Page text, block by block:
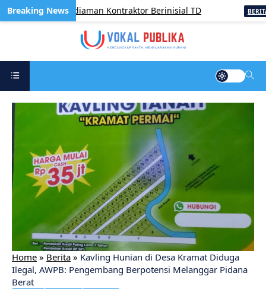
Satroni Kediaman Kontraktor Berinisial TD
Home » Berita » Kavling Hunian di Desa Kramat Diduga
Ilegal, AWPB: Pengembang Berpotensi Melanggar Pidana
Berat